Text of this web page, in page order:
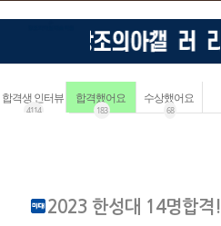
합격생 인터뷰
4114
합격했어요
183
수상했어요
68
2023 한성대 14명합격!